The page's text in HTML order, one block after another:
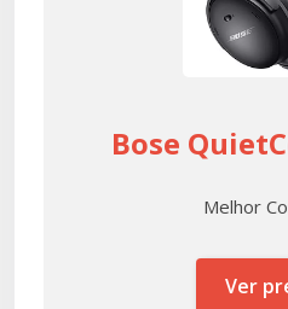
Bose
Melhor
Ver